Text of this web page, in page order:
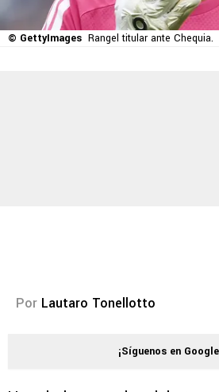
© GettyImages Rangel titular ante Chequia.
Por Lautaro Tonellotto
¡Síguenos en